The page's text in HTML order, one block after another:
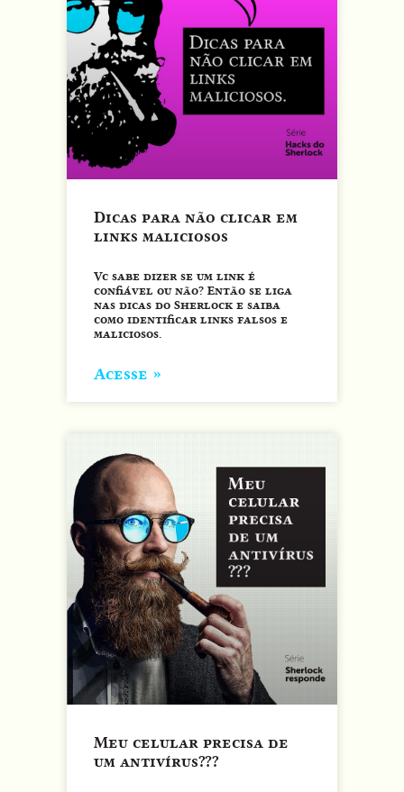
Dicas para não clicar em
links maliciosos
Vc sabe dizer se um link é
confiável ou não? Então se liga
nas dicas do Sherlock e saiba
como identificar links falsos e
maliciosos.
Acesse »
Meu celular precisa de
um antivírus???